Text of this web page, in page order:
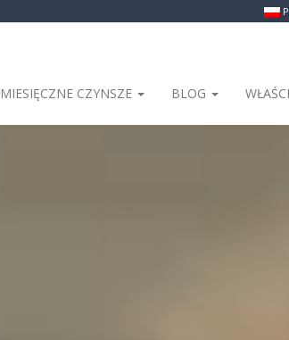
MIESIĘCZNE CZYNSZE BLOG